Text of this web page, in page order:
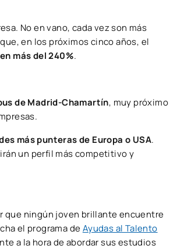
No en vano, cada vez son más
en los próximos cinco años, el
más del 240%.
de Madrid-Chamartín, muy próximo
más punteras de Europa o USA.
un perfil más competitivo y
que ningún joven brillante encuentre
el programa deAyudas al Talento
a la hora de abordar sus estudios